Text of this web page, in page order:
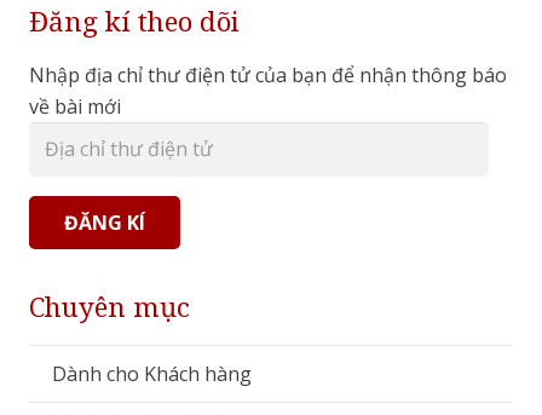
Đăng kí theo dõi
Nhập địa chỉ thư điện tử của bạn để nhận thông báo
về bài mới
Địa
thư
điệnĐĂNG KÍ
Chuyên mục
Dành cho Khách hàng